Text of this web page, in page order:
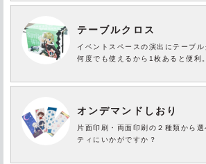
テーブルクロス
イベントスペースの演出にテーブル
何度でも使えるから1枚あると便利。
オンデマンドしおり
片面印刷・両面印刷の２種類から
ティにいかがですか？